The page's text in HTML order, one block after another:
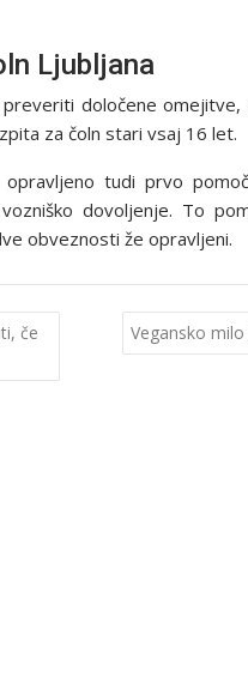
Ljubljana
določene
za čoln stari vsaj 16 let.
tudi prvo
dovoljenje. To
obveznosti že opravljeni.
če
Vegansko